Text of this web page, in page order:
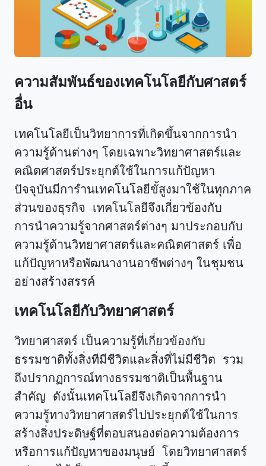
ความสัมพันธ์ของเทคโนโลยีกับศาสตร์
อื่น
เทคโนโลยีเป็นวิทยาการที่เกิดขึ้นจากการนำ
ความรู้ด้านต่างๆ โดยเฉพาะวิทยาศาสตร์และ
คณิตศาสตร์ประยุกต์ใช้ในการแก้ปัญหา
ปัจจุบันมีการำนเทคโนโลยีขั้สูงมาใช้ในทุกภาค
ส่วนของธุรกิจ เทคโนโลยีจึงเกี่ยวข้องกับ
การนำความรู้จากศาสตร์ต่างๆ มาประกอบกับ
ความรู้ด้านวิทยาศาสตร์และคณิตศาสตร์ เพื่อ
แก้ปัญหาหรือพัฒนางานอาชีพต่างๆ ในชุมชน
อย่างสร้างสรรค์
เทคโนโลยีกับวิทยาศาสตร์
วิทยาศาสตร์ เป็นความรู้ที่เกี่ยวข้องกับ
ธรรมชาติทั้งสิ่งทีมีชีวิตและสิ่งที่ไม่มีชีวิต รวม
ถึงปรากฏการณ์ทางธรรมชาติเป็นพื้นฐาน
สำคัญ ดังนั้นเทคโนโลยีจึงเกิดจากการนำ
ความรู้ทางวิทยาศาสตร์ไปประยุกต์ใช้ในการ
สร้างสิ่งประดิษฐ์ที่ตอบสนองต่อความต้องการ
หรือการแก้ปัญหาของมนุษย์ โดยวิทยาศาสตร์